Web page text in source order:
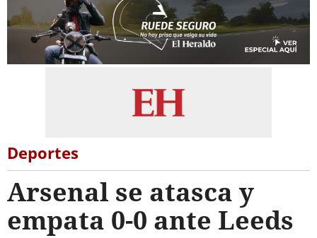
Deportes
Arsenal se atasca y
empata 0-0 ante Leeds